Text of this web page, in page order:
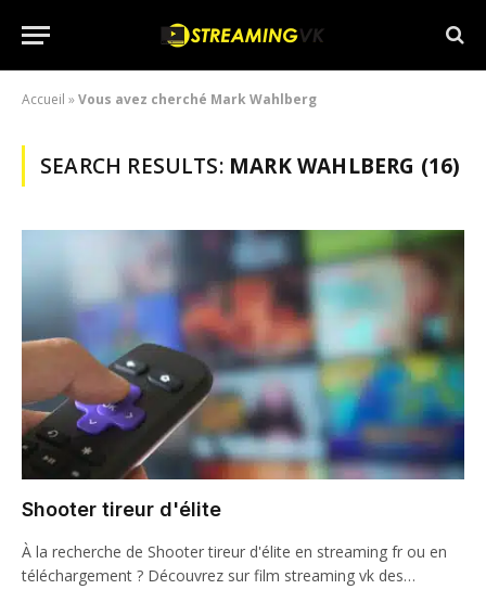
Accueil »Vous avez cherché Mark Wahlberg
SEARCH RESULTS: MARK WAHLBERG (16)
Shooter tireur d'élite
À la recherche de Shooter tireur d'élite en streaming fr ou en
téléchargement ? Découvrez sur film streaming vk des…